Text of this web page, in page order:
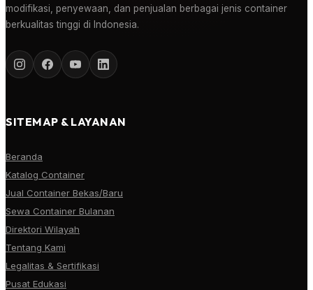
modifikasi, penyewaan, dan penjualan berbagai jenis container
berkualitas tinggi di Indonesia.
SITEMAP & LAYANAN
Beranda
Katalog Container
Jual Container Bekas/Baru
Sewa Container Bulanan
Direktori Wilayah
Tentang Kami
Legalitas & Sertifikasi
Pusat Edukasi